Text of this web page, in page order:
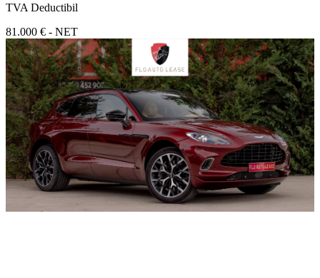
TVA Deductibil
81.000 € - NET